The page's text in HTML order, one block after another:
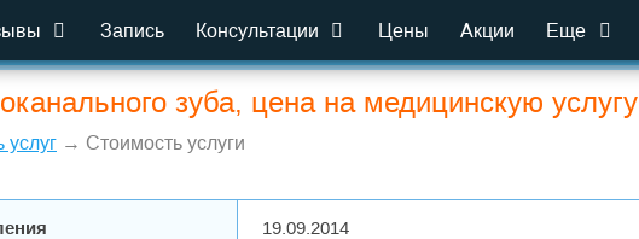
Запись Консультации Цены Акции Еще
зуба, цена на медицинскую услугу
услуг → Стоимость услуги
19.09.2014